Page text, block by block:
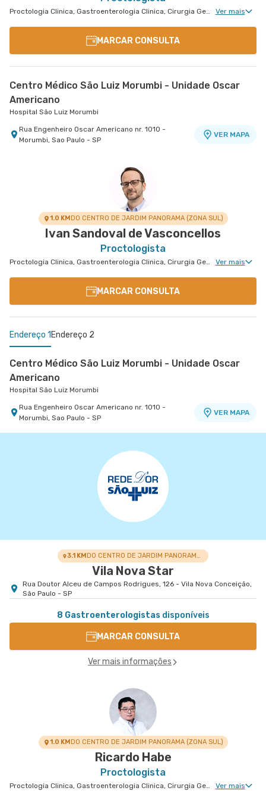
Proctologia Clinica, Gastroenterologia Clinica, Cirurgia Geral, Cirurgia Bariátrica, Cirurgia do Aparelho Digestivo, Doenças Inflamatórias Intestinais, Cirurgia Oncológica do Aparelho Digestivo Ver mais
MARCAR CONSULTA
Centro Médico São Luiz Morumbi - Unidade Oscar
Americano
Hospital São Luiz Morumbi
Rua Engenheiro Oscar Americano nr. 1010 -
Morumbi, Sao Paulo - SP
VER MAPA
1.0 KMDO CENTRO DE JARDIM PANORAMA (ZONA SUL)
Ivan Sandoval de Vasconcellos
Proctologista
Proctologia Clinica, Gastroenterologia Clinica, Cirurgia Geral, Cirurgia Bariátrica, Cirurgia do Aparelho Digestivo, Doenças Inflamatórias Intestinais, Cirurgia Oncológica do Aparelho Digestivo Ver mais
MARCAR CONSULTA
Endereço 1 Endereço 2
Centro Médico São Luiz Morumbi - Unidade Oscar
Americano
Hospital São Luiz Morumbi
Rua Engenheiro Oscar Americano nr. 1010 -
Morumbi, Sao Paulo - SP
VER MAPA
Centro Médico Santa Isabel - Unidade Dona
Rua Dona Veridiana nr. 311 - Vila Buarque, Sao
3.1 KM DO CENTRO DE JARDIM PANORAMA (ZONA SUL)
Vila Nova Star
Rua Doutor Alceu de Campos Rodrigues, 126 - Vila Nova Conceição,
São Paulo - SP
8 Gastroenterologistas disponíveis
MARCAR CONSULTA
Ver mais informações
1.0 KMDO CENTRO DE JARDIM PANORAMA (ZONA SUL)
Ricardo Habe
Proctologista
Proctologia Clinica, Gastroenterologia Clinica, Cirurgia Geral, Cirurgia Bariátrica, Cirurgia do Aparelho Digestivo, Doenças Inflamatórias Intestinais, Cirurgia Robótica do Aparelho Digestivo, Cirurgia Oncológica, Cirurgia Oncológica do Aparelho Digestivo Ver mais